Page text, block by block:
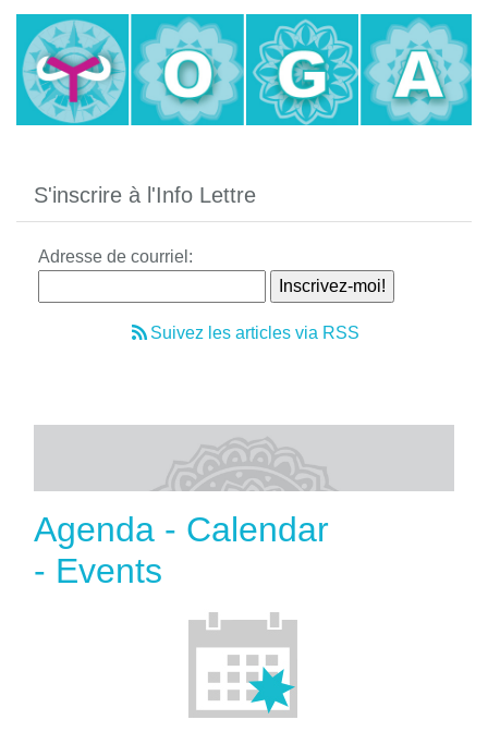
S'inscrire à l'Info Lettre
Adresse de courriel:
Suivez les articles via RSS
Agenda - Calendar
- Events